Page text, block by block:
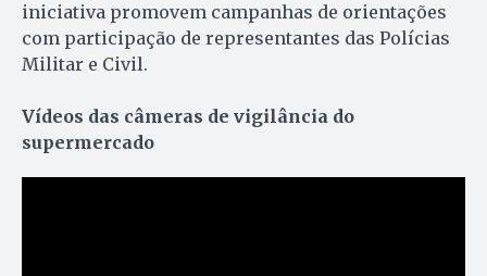
iniciativa promovem campanhas de orientações
com participação de representantes das Polícias
Militar e Civil.
Vídeos das câmeras de vigilância do
supermercado